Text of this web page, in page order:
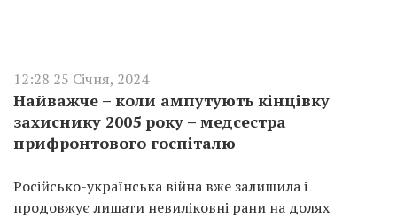
12:28 25 Січня, 2024
Найважче – коли ампутують кінцівку
захиснику 2005 року – медсестра
прифронтового госпіталю
Російсько-українська війна вже залишила і
продовжує лишати невиліковні рани на долях